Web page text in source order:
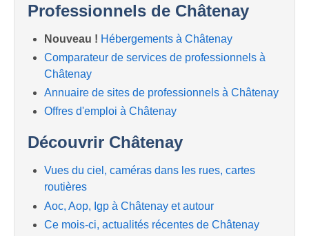
Professionnels de Châtenay
Nouveau ! Hébergements à Châtenay
Comparateur de services de professionnels à
Châtenay
Annuaire de sites de professionnels à Châtenay
Offres d'emploi à Châtenay
Découvrir Châtenay
Vues du ciel, caméras dans les rues, cartes
routières
Aoc, Aop, Igp à Châtenay et autour
Ce mois-ci, actualités récentes de Châtenay